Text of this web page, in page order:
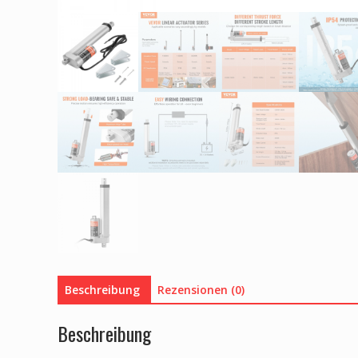
Beschreibung Rezensionen (0)
Beschreibung